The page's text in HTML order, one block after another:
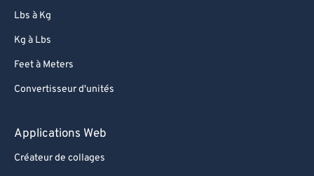
Lbs à Kg
Kg à Lbs
Feet à Meters
Convertisseur d'unités
Applications Web
Créateur de collages